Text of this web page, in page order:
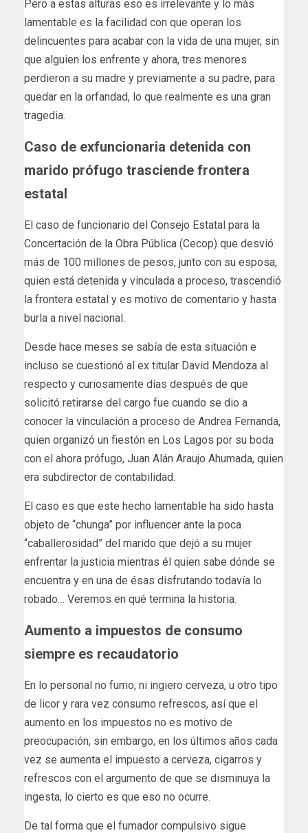
Pero a estas alturas eso es irrelevante y lo más
lamentable es la facilidad con que operan los
delincuentes para acabar con la vida de una mujer, sin
que alguien los enfrente y ahora, tres menores
perdieron a su madre y previamente a su padre, para
quedar en la orfandad, lo que realmente es una gran
tragedia.
Caso de exfuncionaria detenida con
marido prófugo trasciende frontera
estatal
El caso de funcionario del Consejo Estatal para la
Concertación de la Obra Pública (Cecop) que desvió
más de 100 millones de pesos, junto con su esposa,
quien está detenida y vinculada a proceso, trascendió
la frontera estatal y es motivo de comentario y hasta
burla a nivel nacional.
Desde hace meses se sabía de esta situación e
incluso se cuestionó al ex titular David Mendoza al
respecto y curiosamente días después de que
solicitó retirarse del cargo fue cuando se dio a
conocer la vinculación a proceso de Andrea Fernanda,
quien organizó un fiestón en Los Lagos por su boda
con el ahora prófugo, Juan Alán Araujo Ahumada, quien
era subdirector de contabilidad.
El caso es que este hecho lamentable ha sido hasta
objeto de “chunga” por influencer ante la poca
“caballerosidad” del marido que dejó a su mujer
enfrentar la justicia mientras él quien sabe dónde se
encuentra y en una de ésas disfrutando todavía lo
robado… Veremos en qué termina la historia.
Aumento a impuestos de consumo
siempre es recaudatorio
En lo personal no fumo, ni ingiero cerveza, u otro tipo
de licor y rara vez consumo refrescos, así que el
aumento en los impuestos no es motivo de
preocupación, sin embargo, en los últimos años cada
vez se aumenta el impuesto a cerveza, cigarros y
refrescos con el argumento de que se disminuya la
ingesta, lo cierto es que eso no ocurre.
De tal forma que el fumador compulsivo sigue